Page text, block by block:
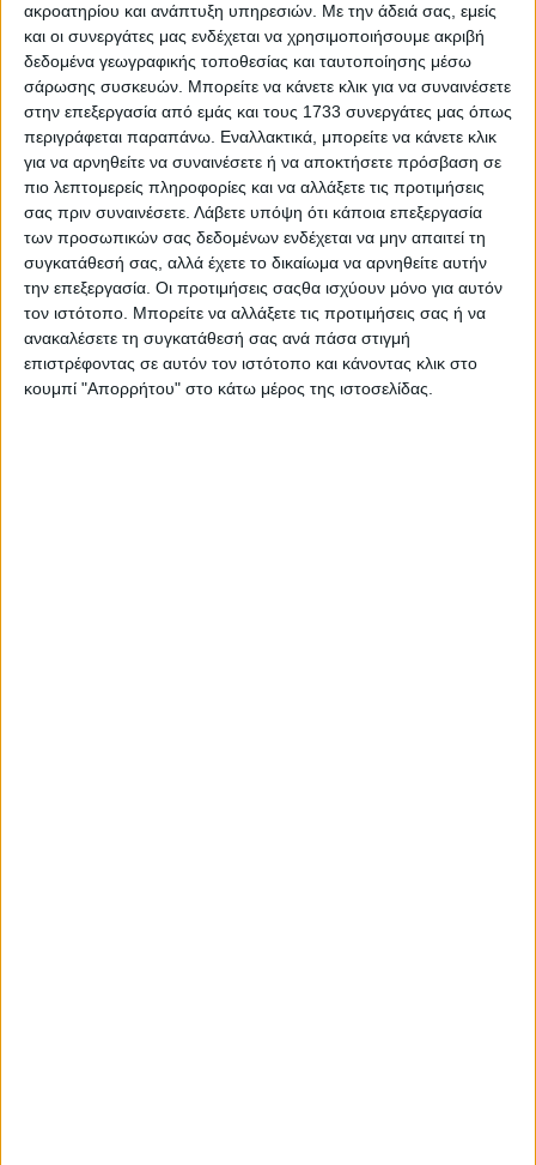
ακροατηρίου και ανάπτυξη υπηρεσιών. Με την άδειά σας, εμείς
και οι συνεργάτες μας ενδέχεται να χρησιμοποιήσουμε ακριβή
δεδομένα γεωγραφικής τοποθεσίας και ταυτοποίησης μέσω
σάρωσης συσκευών. Μπορείτε να κάνετε κλικ για να συναινέσετε
στην επεξεργασία από εμάς και τους 1733 συνεργάτες μας όπως
περιγράφεται παραπάνω. Εναλλακτικά, μπορείτε να κάνετε κλικ
για να αρνηθείτε να συναινέσετε ή να αποκτήσετε πρόσβαση σε
πιο λεπτομερείς πληροφορίες και να αλλάξετε τις προτιμήσεις
σας πριν συναινέσετε. Λάβετε υπόψη ότι κάποια επεξεργασία
των προσωπικών σας δεδομένων ενδέχεται να μην απαιτεί τη
συγκατάθεσή σας, αλλά έχετε το δικαίωμα να αρνηθείτε αυτήν
την επεξεργασία. Οι προτιμήσεις σαςθα ισχύουν μόνο για αυτόν
τον ιστότοπο. Μπορείτε να αλλάξετε τις προτιμήσεις σας ή να
ανακαλέσετε τη συγκατάθεσή σας ανά πάσα στιγμή
επιστρέφοντας σε αυτόν τον ιστότοπο και κάνοντας κλικ στο
κουμπί "Απορρήτου" στο κάτω μέρος της ιστοσελίδας.
Δοκιμάζουμε το SUV με υγραέριο και
120 ίππους – Ξεκινά από 20.700 ευρώ
ΔΙΑΒΑΣΤΕ